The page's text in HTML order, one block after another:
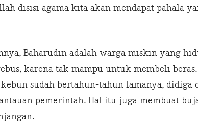
disisi agama kita akan mendapat pahala
Baharudin adalah warga miskin yang
karena tak mampu untuk membeli
sudah bertahun-tahun lamanya, didiga
pemerintah. Hal itu juga membuat